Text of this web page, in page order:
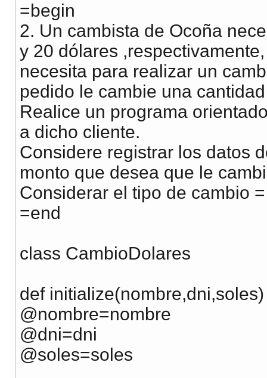
=begin
2. Un cambista de Ocoña
y 20 dólares ,respectivamente,
necesita para realizar un
pedido le cambie una
Realice un programa
a dicho cliente.
Considere registrar los datos
monto que desea que le
Considerar el tipo de cambio
=end
class CambioDolares
def initialize(nombre,dni,soles)
@nombre=nombre
@dni=dni
@soles=soles